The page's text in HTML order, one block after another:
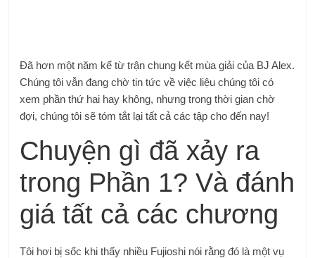
Đã hơn một năm kể từ trận chung kết mùa giải của BJ Alex.
Chúng tôi vẫn đang chờ tin tức về việc liệu chúng tôi có
xem phần thứ hai hay không, nhưng trong thời gian chờ
đợi, chúng tôi sẽ tóm tắt lại tất cả các tập cho đến nay!
Chuyện gì đã xảy ra
trong Phần 1? Và đánh
giá tất cả các chương
Tôi hơi bị sốc khi thấy nhiều Fujioshi nói rằng đó là một vụ